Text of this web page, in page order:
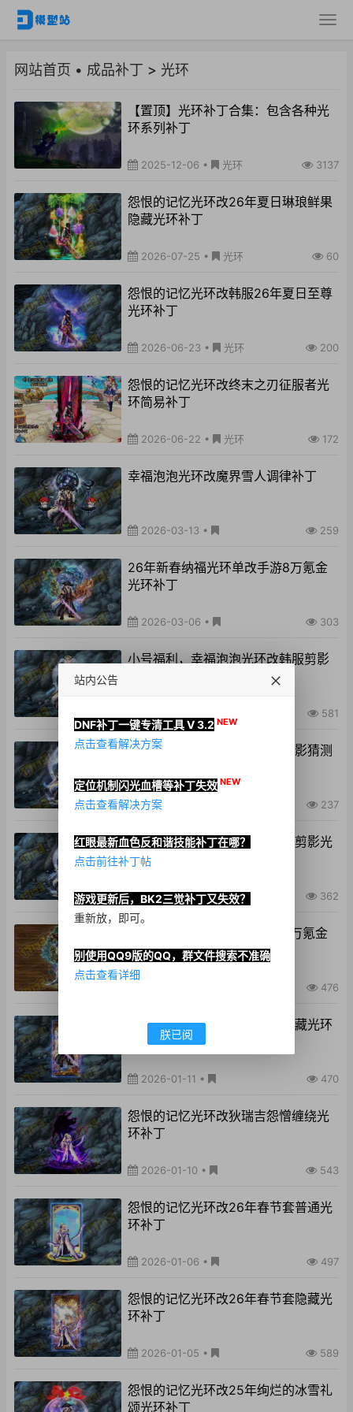
网站首页 • 成品补丁 > 光环
【置顶】光环补丁合集：包含各种光
环系列补丁
2025-12-06 • 光环 3137
怨恨的记忆光环改26年夏日琳琅鲜果
隐藏光环补丁
2026-07-25 • 光环 60
怨恨的记忆光环改韩服26年夏日至尊
光环补丁
2026-06-23 • 光环 200
怨恨的记忆光环改终末之刃征服者光
环简易补丁
2026-06-22 • 光环 172
幸福泡泡光环改魔界雪人调律补丁
2026-03-13 • 259
26年新春纳福光环单改手游8万氪金
光环补丁
2026-03-06 • 303
小号福利，幸福泡泡光环改韩服剪影
581
26年新春纳福光环单改韩服剪影猜测
2026-03-02 237
26年新春纳福光环单改插剑版剪影光
环补丁
2026-03-01• 362
怨恨的记忆光环改手游26年8万氪金
光环补丁
476
幸福泡泡光环改26年春节套隐藏光环
补丁
2026-01-11 • 470
怨恨的记忆光环改狄瑞吉怨憎缠绕光
环补丁
2026-01-10 • 543
怨恨的记忆光环改26年春节套普通光
环补丁
2026-01-06 • 497
怨恨的记忆光环改26年春节套隐藏光
环补丁
2026-01-05 • 589
怨恨的记忆光环改25年绚烂的冰雪礼
颂光环补丁
站内公告
DNF补丁一键专清工具 V 3.2 NEW
点击查看解决方案
定位机制闪光血槽等补丁失效 NEW
点击查看解决方案
红眼最新血色反和谐技能补丁在哪？
点击前往补丁帖
游戏更新后，BK2三觉补丁又失效？
重新放，即可。
别使用QQ9版的QQ，群文件搜索不准确
点击查看详细
朕已阅